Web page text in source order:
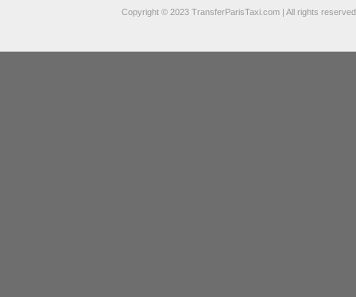
Copyright © 2023 TransferParisTaxi.com | All rights reserved